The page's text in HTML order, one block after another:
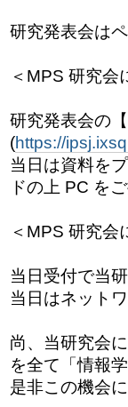
研究発表会は
＜MPS 研究会
研究発表会の
(https://
当日は資料を
ドの上 PC を
＜MPS 研究会
当日受付で当
当日はネット
尚、当研究会
を全て「情報
是非この機会